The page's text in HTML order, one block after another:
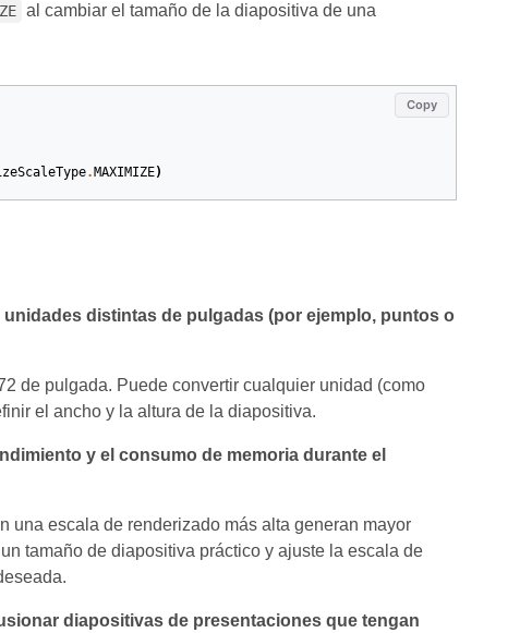
al cambiar el tamaño de la diapositiva de una
Copy
. MAXIMIZE)
distintas de pulgadas (por ejemplo, puntos o
de pulgada. Puede convertir cualquier unidad (como
el ancho y la altura de la diapositiva.
y el consumo de memoria durante el
una escala de renderizado más alta generan mayor
tamaño de diapositiva práctico y ajuste la escala de
diapositivas de presentaciones que tengan